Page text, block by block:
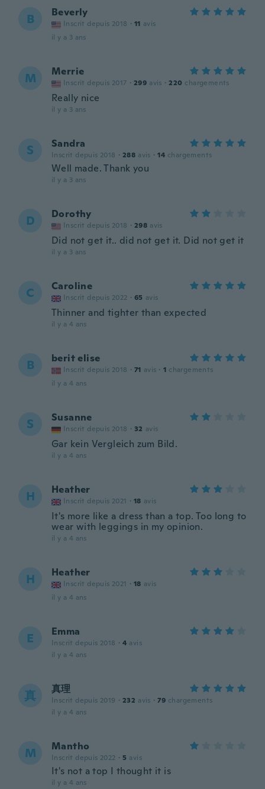
B Beverly
Inscrit depuis 2018 · 11 avis
il y a 3 ans
M Merrie
Inscrit depuis 2017 · 299 avis · 220 chargements
Really nice
il y a 3 ans
S Sandra
Inscrit depuis 2018 · 288 avis · 14 chargements
Well made. Thank you
il y a 3 ans
D Dorothy
Inscrit depuis 2018 · 298 avis
Did not get it.. did not get it. Did not get it
il y a 3 ans
C Caroline
Inscrit depuis 2022 · 65 avis
Thinner and tighter than expected
il y a 4 ans
B berit elise
Inscrit depuis 2018 · 71 avis · 1 chargements
il y a 4 ans
S Susanne
Inscrit depuis 2018 · 32 avis
Gar kein Vergleich zum Bild.
il y a 4 ans
H Heather
Inscrit depuis 2021 · 18 avis
It's more like a dress than a top. Too long to
wear with leggings in my opinion.
il y a 4 ans
H Heather
Inscrit depuis 2021 · 18 avis
il y a 4 ans
E Emma
Inscrit depuis 2018 · 4 avis
il y a 4 ans
真 真理
Inscrit depuis 2019 · 232 avis · 79 chargements
il y a 4 ans
M Mantho
Inscrit depuis 2022 · 5 avis
It's not a top I thought it is
il y a 4 ans